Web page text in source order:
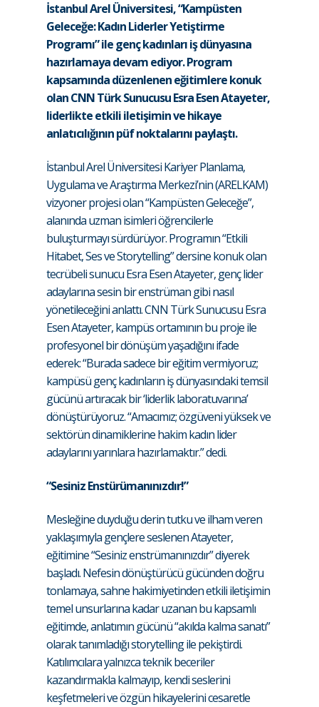
İstanbul Arel Üniversitesi, “Kampüsten
Geleceğe: Kadın Liderler Yetiştirme
Programı” ile genç kadınları iş dünyasına
hazırlamaya devam ediyor. Program
kapsamında düzenlenen eğitimlere konuk
olan CNN Türk Sunucusu Esra Esen Atayeter,
liderlikte etkili iletişimin ve hikaye
anlatıcılığının püf noktalarını paylaştı.
İstanbul Arel Üniversitesi Kariyer Planlama,
Uygulama ve Araştırma Merkezi’nin (ARELKAM)
vizyoner projesi olan “Kampüsten Geleceğe”,
alanında uzman isimleri öğrencilerle
buluşturmayı sürdürüyor. Programın “Etkili
Hitabet, Ses ve Storytelling” dersine konuk olan
tecrübeli sunucu Esra Esen Atayeter, genç lider
adaylarına sesin bir enstrüman gibi nasıl
yönetileceğini anlattı. CNN Türk Sunucusu Esra
Esen Atayeter, kampüs ortamının bu proje ile
profesyonel bir dönüşüm yaşadığını ifade
ederek: “Burada sadece bir eğitim vermiyoruz;
kampüsü genç kadınların iş dünyasındaki temsil
gücünü artıracak bir ‘liderlik laboratuvarına’
dönüştürüyoruz. “Amacımız; özgüveni yüksek ve
sektörün dinamiklerine hakim kadın lider
adaylarını yarınlara hazırlamaktır.” dedi.
“Sesiniz Enstürümanınızdır!”
Mesleğine duyduğu derin tutku ve ilham veren
yaklaşımıyla gençlere seslenen Atayeter,
eğitimine “Sesiniz enstrümanınızdır” diyerek
başladı. Nefesin dönüştürücü gücünden doğru
tonlamaya, sahne hakimiyetinden etkili iletişimin
temel unsurlarına kadar uzanan bu kapsamlı
eğitimde, anlatımın gücünü “akılda kalma sanatı”
olarak tanımladığı storytelling ile pekiştirdi.
Katılımcılara yalnızca teknik beceriler
kazandırmakla kalmayıp, kendi seslerini
keşfetmeleri ve özgün hikayelerini cesaretle